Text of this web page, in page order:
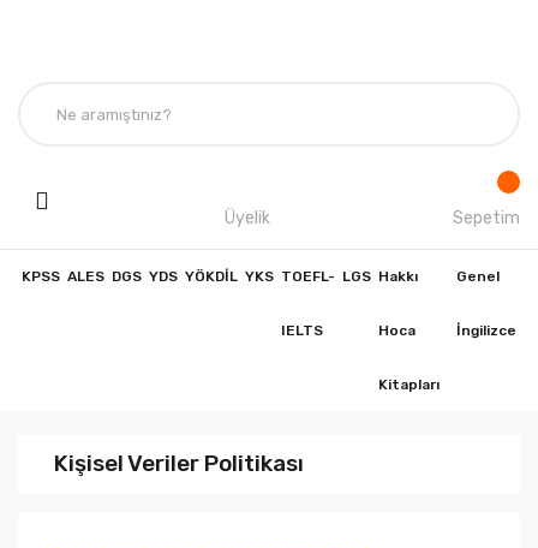
Üyelik Sepetim
KPSS ALES DGS YDS YÖKDİL YKS TOEFL-
IELTS
LGS Hakkı
Hoca
Kitapları
Genel
İngilizce
Kişisel Veriler Politikası